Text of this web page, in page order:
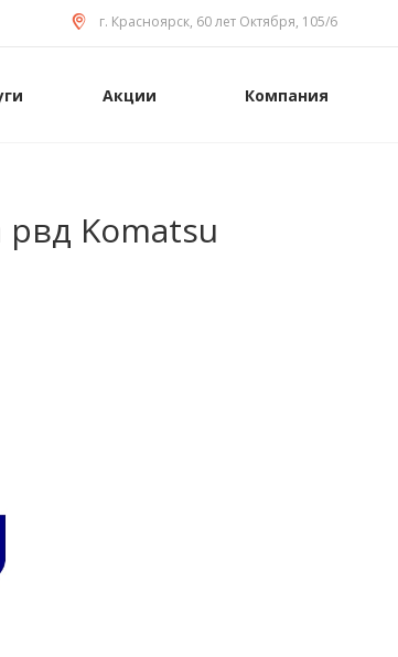
г. Красноярск, 60 лет Октября, 105/6
Акции Компания
Komatsu